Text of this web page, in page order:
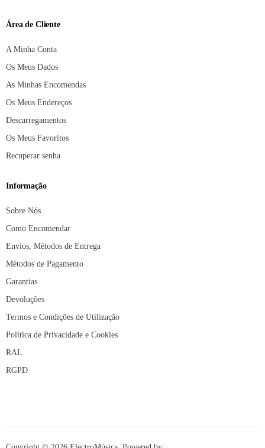
Área de Cliente
A Minha Conta
Os Meus Dados
As Minhas Encomendas
Os Meus Endereços
Descarregamentos
Os Meus Favoritos
Recuperar senha
Informação
Sobre Nós
Como Encomendar
Envios, Métodos de Entrega
Métodos de Pagamento
Garantias
Devoluções
Termos e Condições de Utilização
Política de Privacidade e Cookies
RAL
RGPD